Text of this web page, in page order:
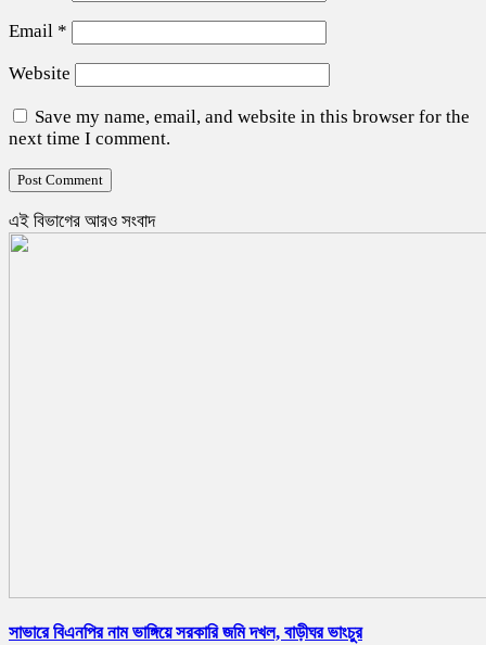
Email *
Website
Save my name, email, and website in this browser for the
next time I comment.
এই বিভাগের আরও সংবাদ
সাভারে বিএনপির নাম ভাঙ্গিয়ে সরকারি জমি দখল, বাড়ীঘর ভাংচুর